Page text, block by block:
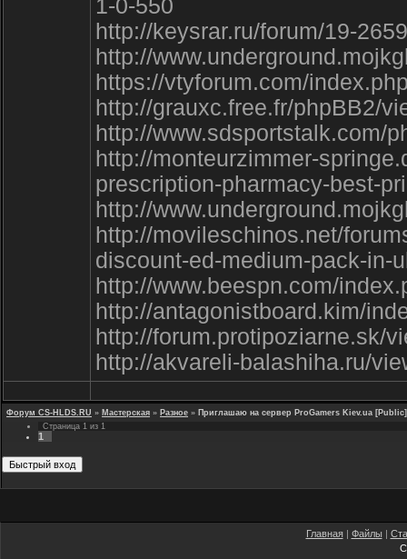
1-0-550
http://keysrar.ru/forum/19-
http://
https://vtyforum.com/
http://grauxc.free.fr/phpBB2/
http://www.sdsportstalk.com/
http://monteurzimmer-
prescription-pharmacy-best-
http://
http://movileschinos.net/
discount-ed-medium-pack-in-
http://www.beespn.com/
http://antagonistboard.kim/
http://forum.protipoziarne.sk/
http://akvareli-balashiha.ru/
Форум CS-HLDS.RU » Мастерская » Разное » Приглашаю на сервер ProGamers Kiev.ua [Public]
Страница 1 из 1
1
Главная| Файлы |